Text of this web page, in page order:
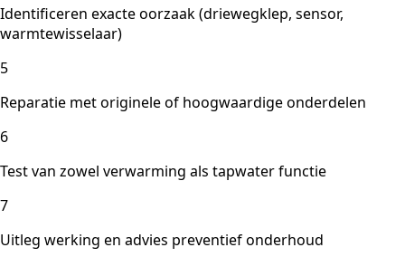
Identificeren exacte oorzaak (driewegklep, sensor,
warmtewisselaar)
5
Reparatie met originele of hoogwaardige onderdelen
6
Test van zowel verwarming als tapwater functie
7
Uitleg werking en advies preventief onderhoud